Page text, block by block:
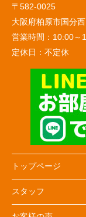
〒582-0025
大阪府柏原市国分
営業時間： 10:00～
定休日： 不定休
トップページ
スタッフ